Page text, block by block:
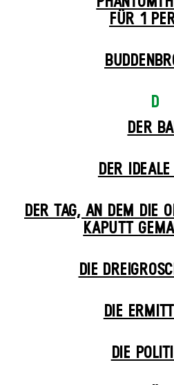
FÜR 1
D
DER
DER
DER TAG, AN DEM DIE
KAPUTT
DIE
DIE
DIE